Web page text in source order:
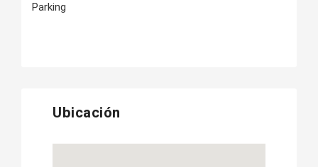
Parking
Ubicación